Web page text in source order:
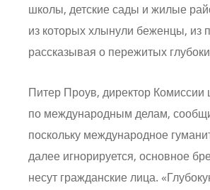
школы, детские сады и жилые
из которых хлынули беженцы, из
рассказывая о пережитых
Питер Проув, директор
по международным делам,
поскольку международное
далее игнорируется, основное
несут гражданские лица.